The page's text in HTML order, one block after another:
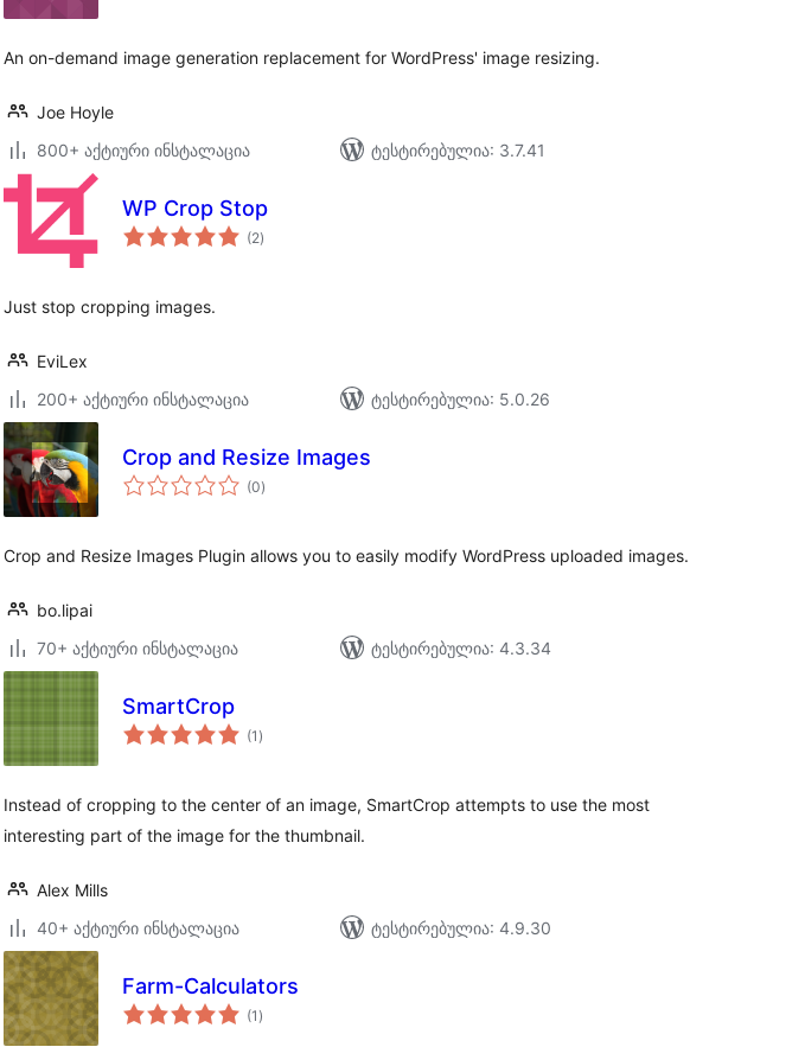
An on-demand image generation replacement for WordPress' image resizing.
Joe Hoyle
800+ აქტიური ინსტალაცია
ტესტირებულია: 3.7.41
WP Crop Stop
(2საერთო
რეიტინგი
)
Just stop cropping images.
EviLex
200+ აქტიური ინსტალაცია
ტესტირებულია: 5.0.26
Crop and Resize Images
(0საერთო
რეიტინგი
)
Crop and Resize Images Plugin allows you to easily modify WordPress uploaded images.
bo.lipai
70+ აქტიური ინსტალაცია
ტესტირებულია: 4.3.34
SmartCrop
(1 საერთო
რეიტინგი
)
Instead of cropping to the center of an image, SmartCrop attempts to use the most
interesting part of the image for the thumbnail.
Alex Mills
40+ აქტიური ინსტალაცია
ტესტირებულია: 4.9.30
Farm-Calculators
(1 საერთო
რეიტინგი
)